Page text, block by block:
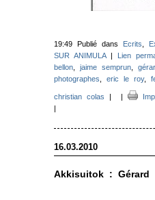
19:49 Publié dans Ecrits
SUR ANIMULA|
Lien
bellon, jaime semprun,
photographes
eric le roy,
christian colas
16.03.2010
Akkisuitok : Gérard